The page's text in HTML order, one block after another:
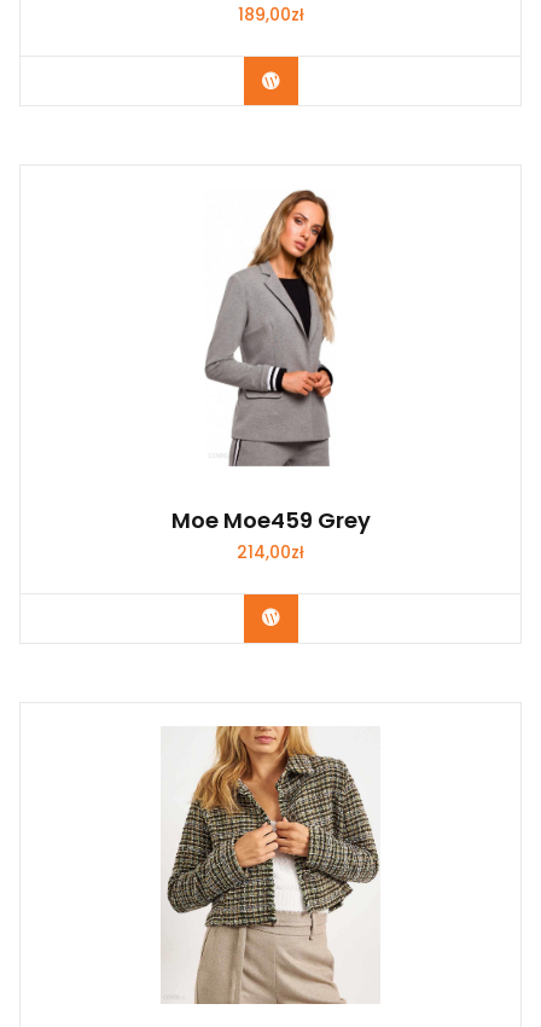
189,00zł
Kup Teraz
Moe Moe459 Grey
214,00zł
Kup Teraz